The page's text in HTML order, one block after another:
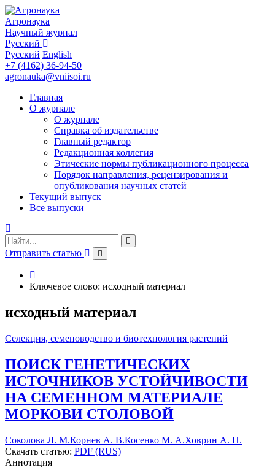
Агронаука
Научный журнал
Русский
Русский English
+7 (4162) 36-94-50
agronauka@vniisoi.ru
Главная
О журнале
О журнале
Справка об издательстве
Главный редактор
Редакционная коллегия
Этические нормы публикационного процесса
Порядок направления, рецензирования и
опубликования научных статей
Текущий выпуск
Все выпуски
Отправить статью
Ключевое слово: исходный материал
исходный материал
Селекция, семеноводство и биотехнология растений
ПОИСК ГЕНЕТИЧЕСКИХ
ИСТОЧНИКОВ УСТОЙЧИВОСТИ
НА СЕМЕННОМ МАТЕРИАЛЕ
МОРКОВИ СТОЛОВОЙ
Соколова Л. М.Корнев А. В.Косенко М. А.Ховрин А. Н.
Скачать статью: PDF (RUS)
Аннотация